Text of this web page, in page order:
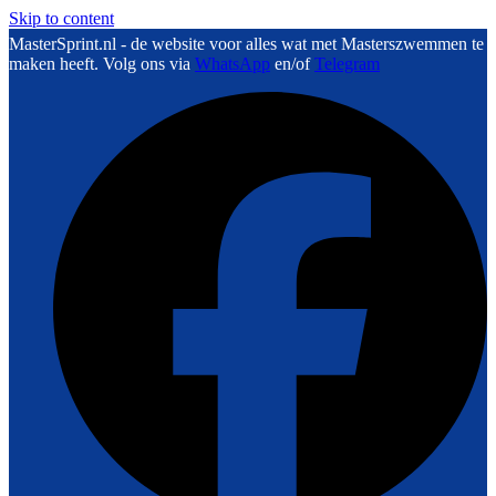
Skip to content
MasterSprint.nl - de website voor alles wat met Masterszwemmen te
maken heeft. Volg ons via WhatsApp en/ofTelegram